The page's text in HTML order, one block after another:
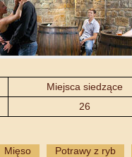
Miejsca siedzące
26
Mięso Potrawy z ryb